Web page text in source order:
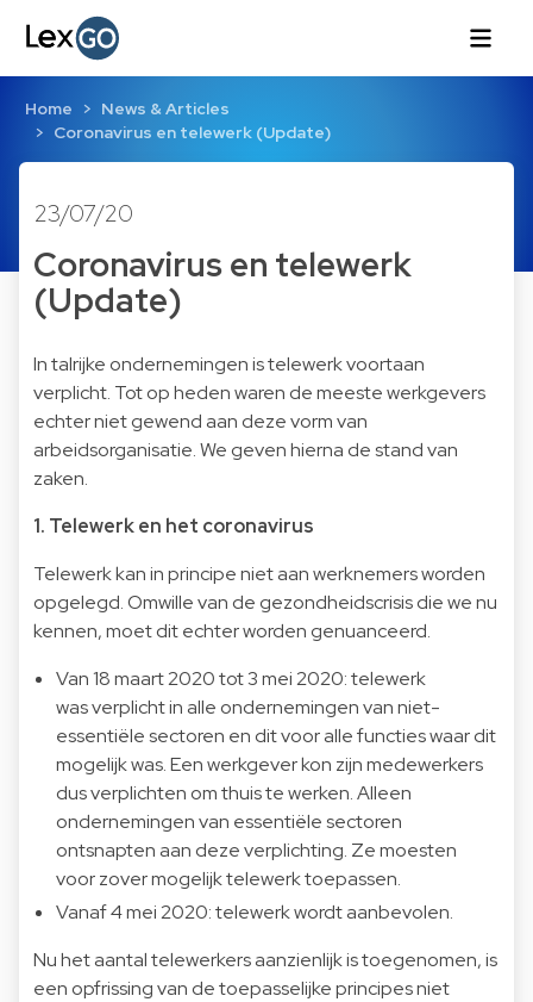
Home
News & Articles
Coronavirus en telewerk (Update)
23/07/20
Coronavirus en telewerk
(Update)
In talrijke ondernemingen is telewerk voortaan
verplicht. Tot op heden waren de meeste werkgevers
echter niet gewend aan deze vorm van
arbeidsorganisatie. We geven hierna de stand van
zaken.
1. Telewerk en het coronavirus
Telewerk kan in principe niet aan werknemers worden
opgelegd. Omwille van de gezondheidscrisis die we nu
kennen, moet dit echter worden genuanceerd.
Van 18 maart 2020 tot 3 mei 2020: telewerk
was verplicht in alle ondernemingen van niet-
essentiële sectoren en dit voor alle functies waar dit
mogelijk was. Een werkgever kon zijn medewerkers
dus verplichten om thuis te werken. Alleen
ondernemingen van essentiële sectoren
ontsnapten aan deze verplichting. Ze moesten
voor zover mogelijk telewerk toepassen.
Vanaf 4 mei 2020: telewerk wordt aanbevolen.
Nu het aantal telewerkers aanzienlijk is toegenomen, is
een opfrissing van de toepasselijke principes niet